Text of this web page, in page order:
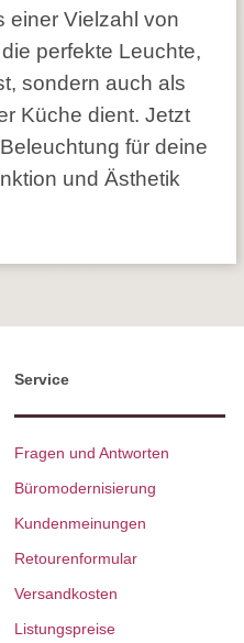
einer Vielzahl von
perfekte Leuchte,
sondern auch als
Küche dient. Jetzt
für deine
und Ästhetik
Service
Fragen und Antworten
Büromodernisierung
Kundenmeinungen
Retourenformular
Versandkosten
Listungspreise